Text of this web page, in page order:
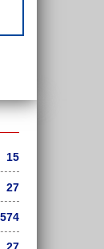
15
27